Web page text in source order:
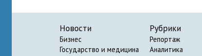
Новости
Бизнес
Государство и медицина
Рубрики
Репортаж
Аналитика